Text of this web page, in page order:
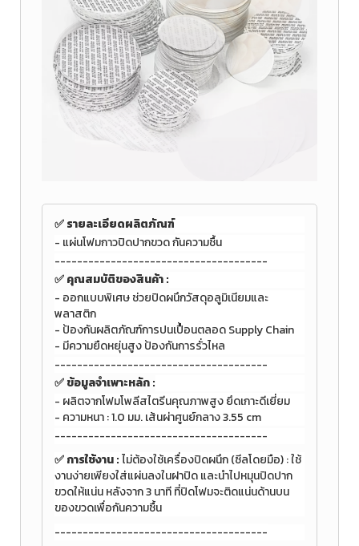
✅ รายละเอียดผลิตภัณฑ์
- แผ่นโฟมกาวปิดปากขวด กันความชื้น
--------------------------------------
✅คุณสมบัติของสินค้า :
- ออกแบบพิเศษ ช่วยปิดผนึกวัสดุอลูมิเนียมและ
พลาสติก
- ป้องกันผลิตภัณฑ์การปนเปื้อนตลอด Supply Chain
- มีความยืดหยุ่นสูง ป้องกันการรั่วไหล
--------------------------------------
✅ ข้อมูลจำเพาะหลัก :
- ผลิตจากโฟมโพลีสไตรีนคุณภาพสูงยึดเกาะดีเยี่ยม
- ความหนา : 1.0 มม. เส้นผ่าศูนย์กลาง 3.55 cm
--------------------------------------
✅การใช้งาน :ไม่ต้องใช้เครื่องปิดผนึก (ซีลโดยมือ) : ใช้
งานง่ายเพียงใส่แผ่นลงในฝาปิด และนำไปหมุนปิดปาก
ขวดให้แน่น หลังจาก 3 นาที ที่ปิดโฟมจะติดแน่นด้านบน
ของขวดเพื่อกันความชื้น
--------------------------------------